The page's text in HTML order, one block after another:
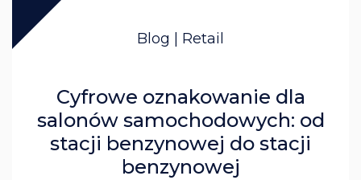
Blog | Retail
Cyfrowe oznakowanie dla
salonów samochodowych: od
stacji benzynowej do stacji
benzynowej